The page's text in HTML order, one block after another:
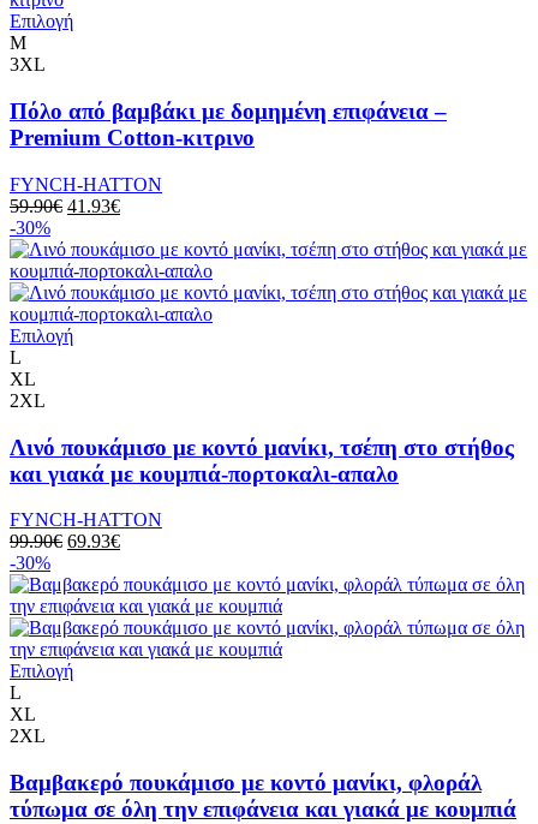
Επιλογή
M
3XL
Πόλο από βαμβάκι με δομημένη επιφάνεια –
Premium Cotton-κιτρινο
FYNCH-HATTON
59.90€ 41.93€
-30%
Επιλογή
L
XL
2XL
Λινό πουκάμισο με κοντό μανίκι, τσέπη στο στήθος
και γιακά με κουμπιά-πορτοκαλι-απαλο
FYNCH-HATTON
99.90€ 69.93€
-30%
Επιλογή
L
XL
2XL
Βαμβακερό πουκάμισο με κοντό μανίκι, φλοράλ
τύπωμα σε όλη την επιφάνεια και γιακά με κουμπιά